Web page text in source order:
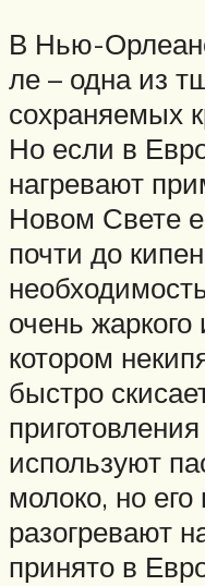
В Нью-
ле – одна из
сохраняемых
Но если в
нагревают
Новом Свете
почти до
очень
котором
быстро
используют
молоко, но
разогревают
принято в